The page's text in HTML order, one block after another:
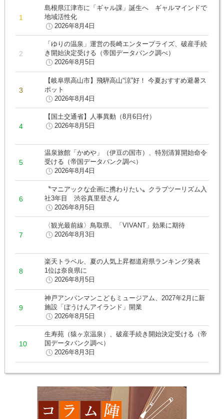
島根県江津市に「ギャル課」誕生へ ギャルマインドで
地域活性化
2026年8月4日
「ゆりの温泉」運営の長崎エンタープライズ、破産手続
き開始決定受ける（帝国データバンク調べ）
2026年8月5日
【岐阜県高山市】飛騨高山“涼”好！ 今夏おすすめ避暑ス
ポット
2026年8月4日
【国土交通省】人事異動（8月6日付）
2026年8月5日
温泉旅館「かめや」（伊豆の国市）、特別清算開始命令
受ける（帝国データバンク調べ）
2026年8月4日
〝マニアックな企画に携わりたい〟クラブツーリズム入
社3年目 渋谷真里登さん
2026年8月5日
〈観光最前線〉鳥取県、「VIVANT」効果に期待
2026年8月3日
楽天トラベル、夏の人気上昇都道府県ランキング発表
1位は奈良県に
2026年8月5日
神戸アンパンマンこどもミュージアム、2027年2月に新
施設「ぼうけんアイランド」開業
2026年8月5日
生寿苑（猿ヶ京温泉）、破産手続き開始決定受ける（帝
国データバンク調べ）
2026年8月3日